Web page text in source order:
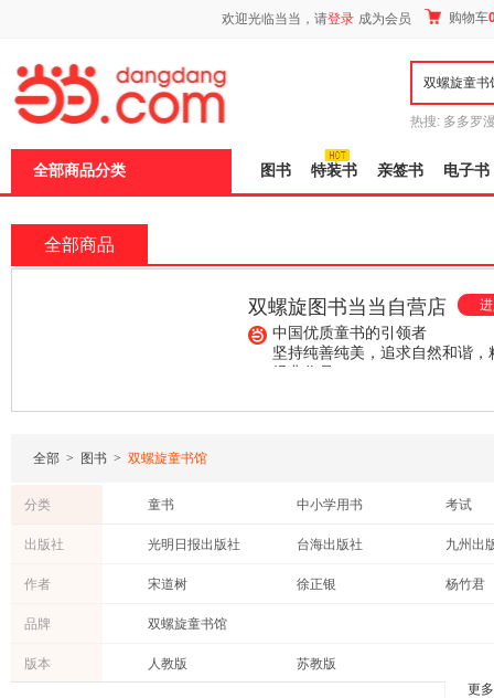
欢迎光临当当，请登录 成为会员 购物车
热搜: 多多罗
全部商品分类 图书 特装书 亲签书 电子书
全部商品
双螺旋图书当当自营店
中国优质童书的引领者
坚持纯善纯美，追求自然和谐，
全部 > 图书 > 双螺旋童书馆
分类 童书 中小学用书
考试
青春文学
外语
小说
出版社 光明日报出版社 台海出版社
九州出
世界知识出版社
蓝天出
作者 宋道树 徐正银
杨竹君
艾茗
品牌 双螺旋童书馆
版本 人教版
苏教版
更
页
加